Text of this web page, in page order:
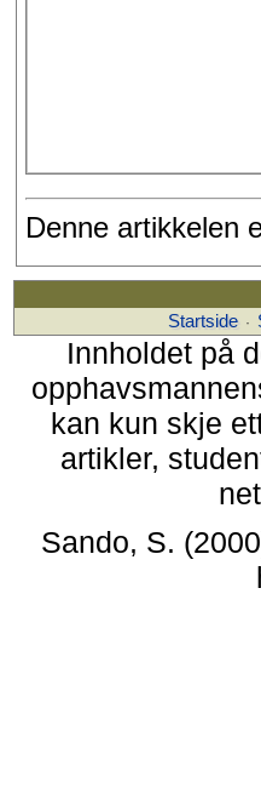
Denne artikkelen
Startside ·
Innholdet på
kan kun skje
artikler,
Sando, S.